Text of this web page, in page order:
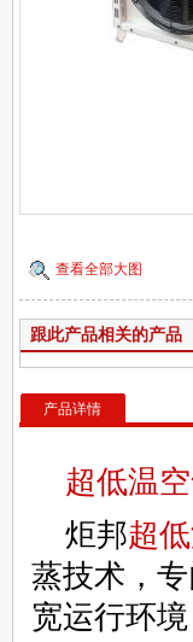
查看全部大图
跟此产品相关的产品
产品详情
超低温
炬邦超
蒸技术，
宽运行环